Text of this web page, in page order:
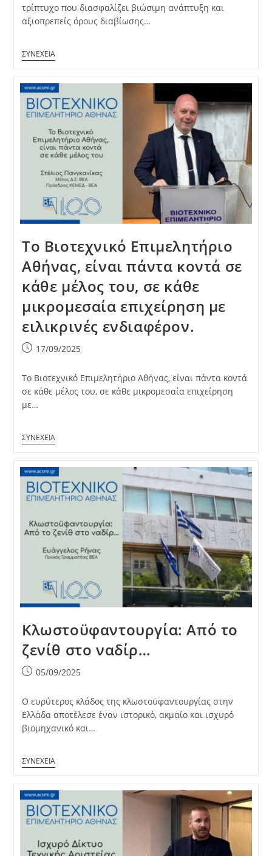
τρίπτυχο που διασφαλίζει βιώσιμη ανάπτυξη και
αξιοπρεπείς όρους διαβίωσης…
Το Βιοτεχνικό Επιμελητήριο
Αθήνας, είναι πάντα κοντά σε
κάθε μέλος του, σε κάθε
μικρομεσαία επιχείρηση με
ειλικρινές ενδιαφέρον.
Post17/09/2025
Το Βιοτεχνικό Επιμελητήριο Αθήνας, είναι πάντα κοντά
σε κάθε μέλος του, σε κάθε μικρομεσαία επιχείρηση
με…
Κλωστοϋφαντουργία: Από το
ζενίθ στο ναδίρ…
Post05/09/2025
Ο ευρύτερος κλάδος της κλωστοϋφαντουργίας στην
Ελλάδα αποτέλεσε έναν ιστορικό, ακμαίο και ισχυρό
βιομηχανικό και…